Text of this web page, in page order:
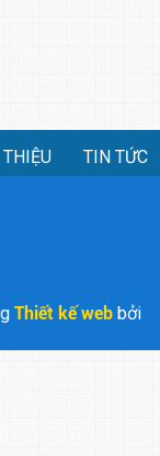
TIN TỨC
Thiết kế web bởi